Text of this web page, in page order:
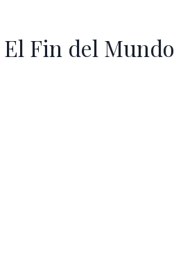
El Fin del Mundo